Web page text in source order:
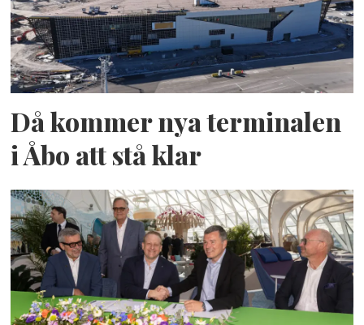
Då kommer nya terminalen
i Åbo att stå klar